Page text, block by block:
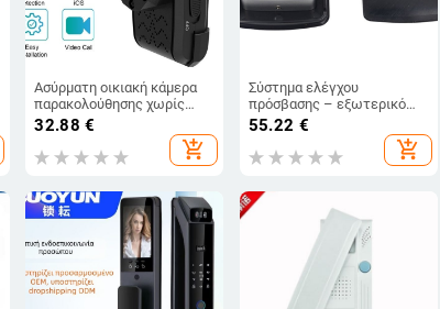
Ασύρματη οικιακή κάμερα
παρακολούθησης χωρίς
διάτρηση, πρόσβαση μέσω
εσωτερική/εξωτερική
χρήση, φακός 6mm, 720p,
συναγερμού
32.88 €
add_shopping_cart
Σύστημα ελέγχου
πρόσβασης – εξωτερικό
αδιάβροχο προστατευτικό
κάλυμμα, μοντέλο HWP-
WPC03, αναγνώριση με
55.22 €
add_shopping_cart